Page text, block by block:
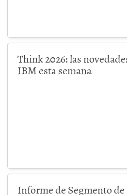
Think 2026: las
IBM esta semana
Informe de Segmento